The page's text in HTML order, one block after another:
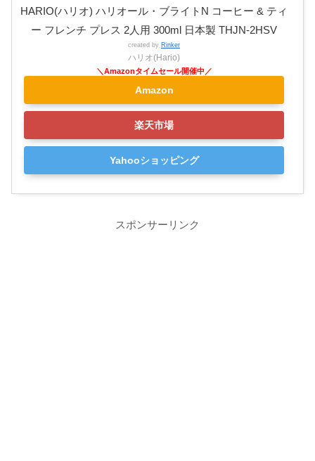
HARIO(ハリオ) ハリオール・ブライトN コーヒー & ティ
ー フレンチ プレス 2人用 300ml 日本製 THJN-2HSV
created by Rinker
ハリオ(Hario)
Amazon
楽天市場
Yahooショッピング
スポンサーリンク